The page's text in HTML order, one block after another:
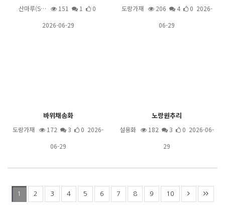
산마루(S… 151 1
0
2026-06-29
도랑가재 206 4
0 2026-
06-29
바위채송화
도랑가재 172 3
0 2026-
06-29
노랑원추리
설용화 182 3
0 2026-06-
29
1 2 3 4 5 6 7 8 9 10